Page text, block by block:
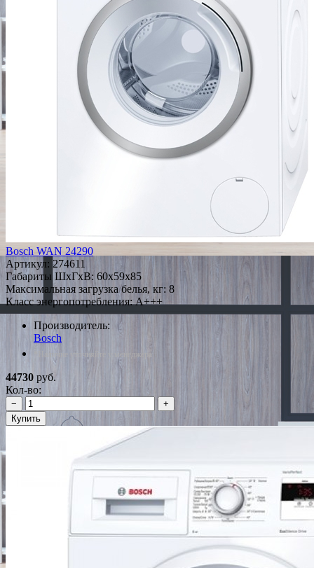
Bosch WAN 24290
Артикул: 274611
Габариты ШxГxВ: 60x59x85
Максимальная загрузка белья, кг: 8
Класс энергопотребления: A+++
Производитель:
Bosch
*Наличие уточняйте у менеджера
44730 руб.
Кол-во:
−
+
Купить